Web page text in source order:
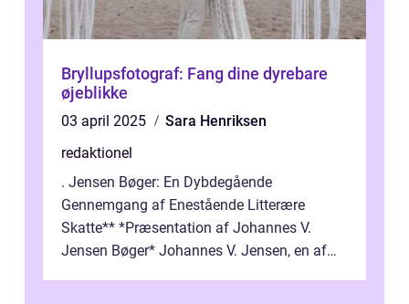
Bryllupsfotograf: Fang dine dyrebare
øjeblikke
03 april 2025
Sara Henriksen
redaktionel
. Jensen Bøger: En Dybdegående
Gennemgang af Enestående Litterære
Skatte** *Præsentation af Johannes V.
Jensen Bøger* Johannes V. Jensen, en af